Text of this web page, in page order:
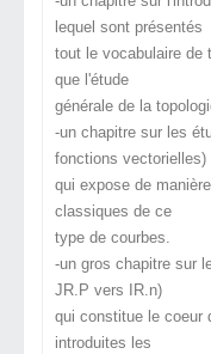
lequel sont présentés
tout le vocabulaire de
que l'étude
générale de la
-un chapitre sur les
fonctions vectorielles)
qui expose de
classiques de ce
type de courbes.
-un gros chapitre sur
JR.P vers IR.n)
qui constitue le coeur
introduites les